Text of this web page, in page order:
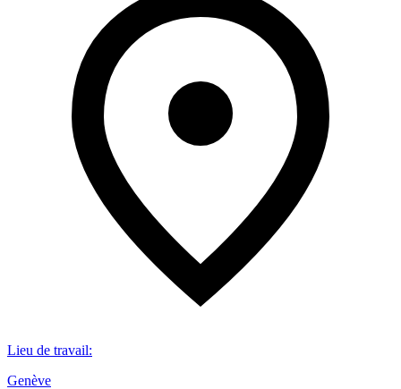
Lieu de travail:
Genève